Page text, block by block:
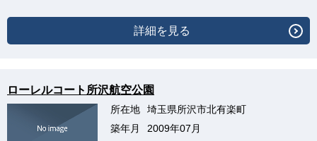
詳細を見る
ローレルコート所沢航空公園
所在地
埼玉県所沢市北有楽町
築年月
2009年07月